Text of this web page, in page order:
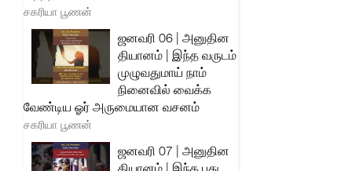
சகரியா பூணன்
ஜனவரி 06 | அனுதின
தியானம் | இந்த வருடம்
முழுவதுமாய் நாம்
நினைவில் வைக்க
வேண்டிய ஓர் அருமையான வசனம்
சகரியா பூணன்
ஜனவரி 07 | அனுதின
தியானம் | இந்த புது